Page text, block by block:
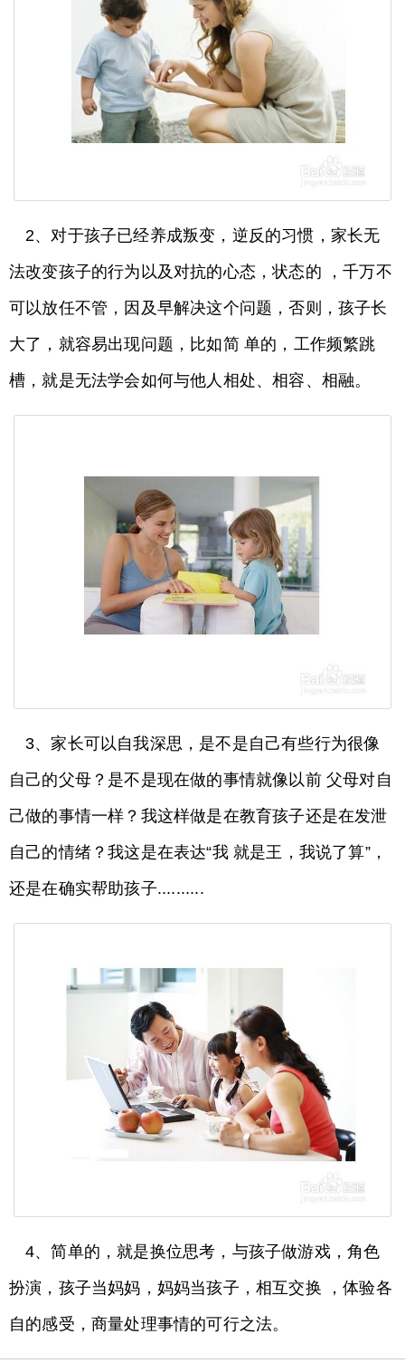
2、对于孩子已经养成叛变，逆反的习惯，家长无
法改变孩子的行为以及对抗的心态，状态的 ，千万不
可以放任不管，因及早解决这个问题，否则，孩子长
大了，就容易出现问题，比如简 单的，工作频繁跳
槽，就是无法学会如何与他人相处、相容、相融。
3、家长可以自我深思，是不是自己有些行为很像
自己的父母？是不是现在做的事情就像以前 父母对自
己做的事情一样？我这样做是在教育孩子还是在发泄
自己的情绪？我这是在表达“我 就是王，我说了算”，
还是在确实帮助孩子..........
4、简单的，就是换位思考，与孩子做游戏，角色
扮演，孩子当妈妈，妈妈当孩子，相互交换 ，体验各
自的感受，商量处理事情的可行之法。